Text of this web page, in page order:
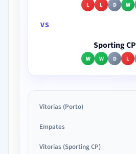
L L D W
VS
Sporting CP
W W D L
Vitorias (Porto)
Empates
Vitorias (Sporting CP)